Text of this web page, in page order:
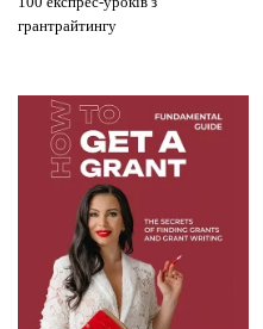
грантрайтингу